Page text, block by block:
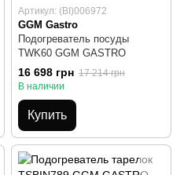
Артикул: (BI)006972
GGM Gastro
Подогреватель посуды
TWK60 GGM GASTRO
16 698 грн 17 214 грн
В наличии
Купить